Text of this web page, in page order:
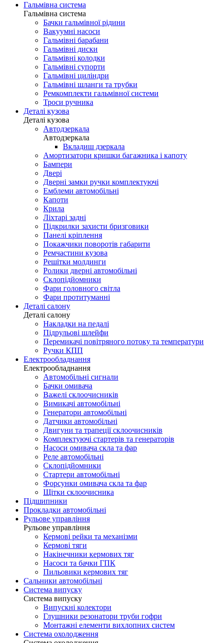
Гальмівна система
Гальмівна система
Бачки гальмівної рідини
Вакуумні насоси
Гальмівні барабани
Гальмівні диски
Гальмівні колодки
Гальмівні супорти
Гальмівні циліндри
Гальмівні шланги та трубки
Ремкомплекти гальмівної системи
Троси ручника
Деталі кузова
Деталі кузова
Автодзеркала
Автодзеркала
Вкладиш дзеркала
Амортизатори кришки багажника і капоту
Бампери
Двері
Дверні замки ручки комплектуючі
Емблеми автомобільні
Капоти
Крила
Ліхтарі задні
Підкрилки захисти бризговики
Панелі кріплення
Покажчики поворотів габарити
Ремчастини кузова
Решітки молдинги
Ролики дверні автомобільні
Склопідйомники
Фари головного світла
Фари протитуманні
Деталі салону
Деталі салону
Накладки на педалі
Підрульові шлейфи
Перемикачі повітряного потоку та температури
Ручки КПП
Електрообладнання
Електрообладнання
Автомобільні сигнали
Бачки омивача
Важелі склоочисників
Вимикачі автомобільні
Генератори автомобільні
Датчики автомобільні
Двигуни та трапеції склоочисників
Комплектуючі стартерів та генераторів
Насоси омивача скла та фар
Реле автомобільні
Склопідйомники
Стартери автомобільні
Форсунки омивача скла та фар
Щітки склоочисника
Підшипники
Прокладки автомобільні
Рульове управління
Рульове управління
Кермові рейки та механізми
Кермові тяги
Накінечники кермових тяг
Насоси та бачки ГПК
Пильовики кермових тяг
Сальники автомобільні
Система випуску
Система випуску
Випускні колектори
Глушники резонатори труби гофри
Монтажні елементи вихлопних систем
Система охолодження